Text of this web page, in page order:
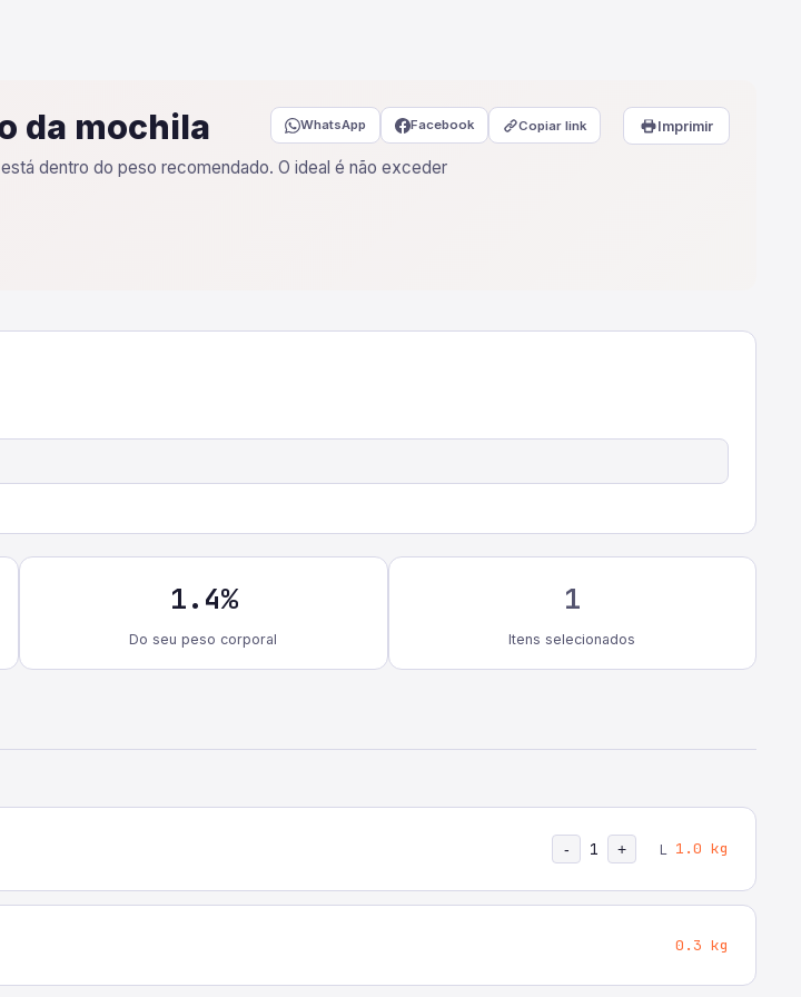
da mochila
dentro do peso recomendado. O ideal é não exceder
Imprimir
WhatsApp Facebook Copiar link
1.4%
Do seu peso corporal
1
Itens selecionados
- 1 + L 1.0 kg
0.3 kg